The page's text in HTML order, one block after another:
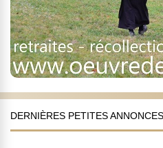
DERNIÈRES PETITES ANNONCES